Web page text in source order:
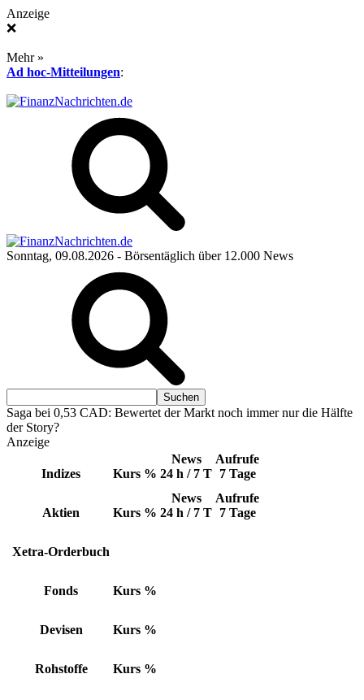
Anzeige
❌
Mehr »
Ad hoc-Mitteilungen:
Sonntag, 09.08.2026 - Börsentäglich über 12.000 News
Saga bei 0,53 CAD: Bewertet der Markt noch immer nur die Hälfte
der Story?
Anzeige
Indizes Kurs %
News
24 h / 7 T
Aufrufe
7 Tage
Aktien Kurs %
News
24 h / 7 T
Aufrufe
7 Tage
Xetra-Orderbuch
Fonds Kurs %
Devisen Kurs %
Rohstoffe Kurs %